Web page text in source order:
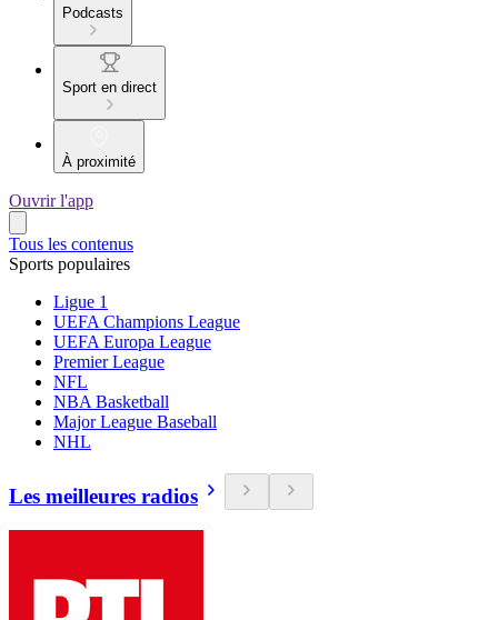
Podcasts
Sport en direct
À proximité
Ouvrir l'app
Tous les contenus
Sports populaires
Ligue 1
UEFA Champions League
UEFA Europa League
Premier League
NFL
NBA Basketball
Major League Baseball
NHL
Les meilleures radios